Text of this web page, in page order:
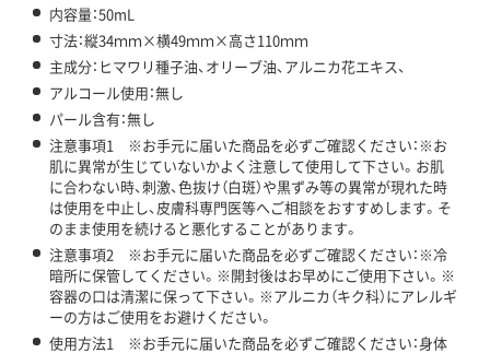
内容量：50mL
寸法：縦34ｍｍ×横49ｍｍ×高さ110ｍｍ
主成分：ヒマワリ種子油、オリーブ油、アルニカ花エキス、
アルコール使用：無し
パール含有：無し
注意事項1 ※お手元に届いた商品を必ずご確認ください：※お
肌に異常が生じていないかよく注意して使用して下さい。お肌
に合わない時、刺激、色抜け（白斑）や黒ずみ等の異常が現れた時
は使用を中止し、皮膚科専門医等へご相談をおすすめします。そ
のまま使用を続けると悪化することがあります。
注意事項2 ※お手元に届いた商品を必ずご確認ください：※冷
暗所に保管してください。※開封後はお早めにご使用下さい。※
容器の口は清潔に保って下さい。※アルニカ（キク科）にアレルギ
ーの方はご使用をお避けください。
使用方法1 ※お手元に届いた商品を必ずご確認ください：身体